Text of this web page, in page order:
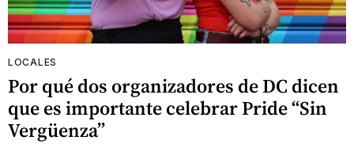
LOCALES
Por qué dos organizadores de DC dicen
que es importante celebrar Pride “Sin
Vergüenza”